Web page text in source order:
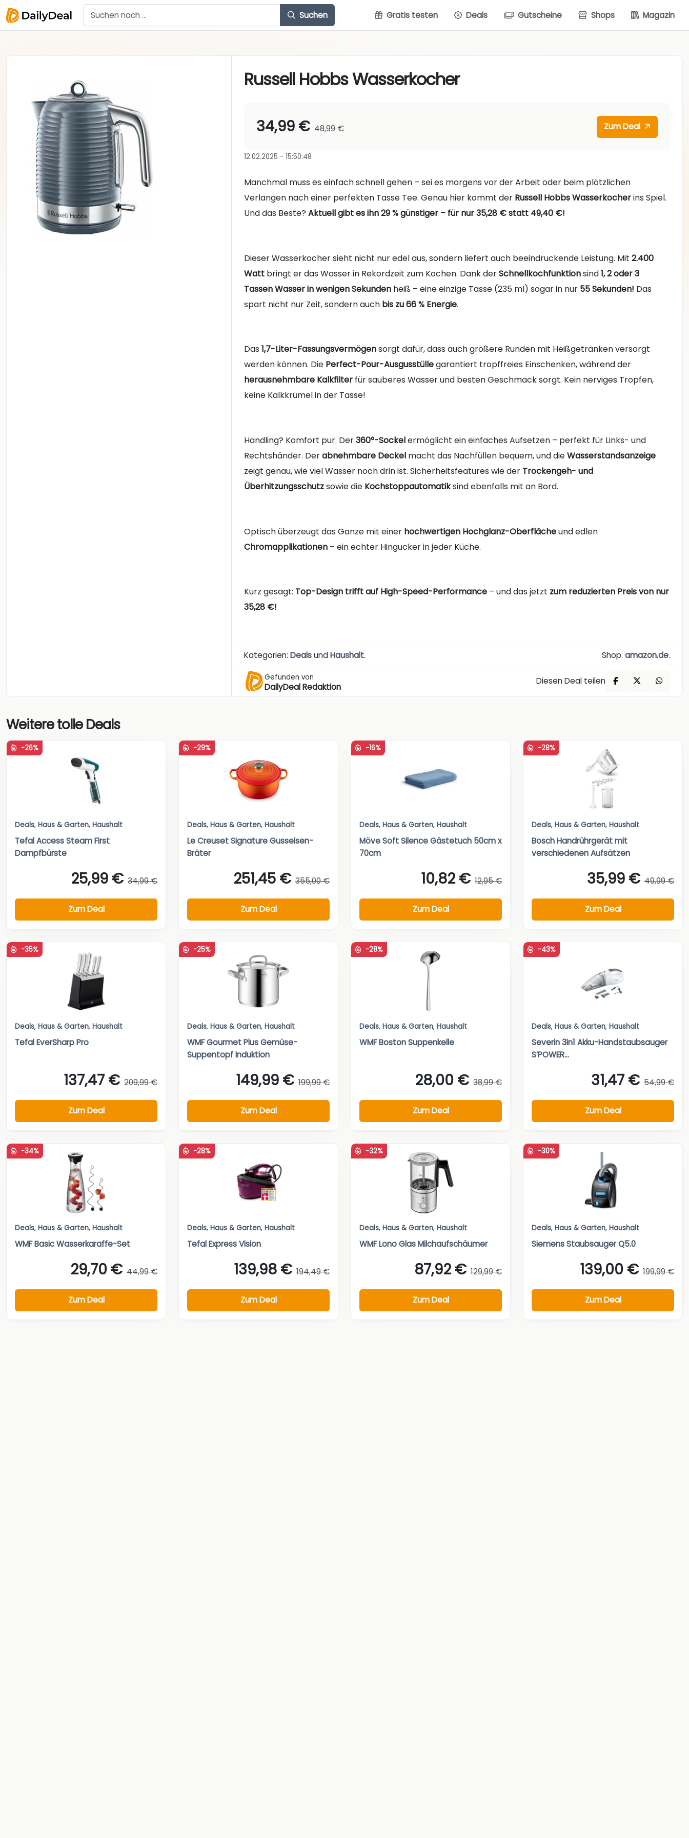
Suchen Gratis testen Deals Gutscheine Shops Magazin
Russell Hobbs Wasserkocher
34,99 € 48,99 € Zum Deal
12.02.2025 - 15:50:48
Manchmal muss es einfach schnell gehen – sei es morgens vor der Arbeit oder beim plötzlichen
Verlangen nach einer perfekten Tasse Tee. Genau hier kommt der Russell Hobbs Wasserkocherins Spiel.
Und das Beste?Aktuell gibt es ihn 29 % günstiger – für nur 35,28 € statt 49,40 €!
Dieser Wasserkocher sieht nicht nur edel aus, sondern liefert auch beeindruckende Leistung. Mit2.400
Watt bringt er das Wasser in Rekordzeit zum Kochen. Dank derSchnellkochfunktionsind1, 2 oder 3
Tassen Wasser in wenigen Sekunden heiß – eine einzige Tasse (235 ml) sogar in nur 55 Sekunden! Das
spart nicht nur Zeit, sondern auch bis zu 66 % Energie.
Das1,7-Liter-Fassungsvermögensorgt dafür, dass auch größere Runden mit Heißgetränken versorgt
werden können. Die Perfect-Pour-Ausgusstüllegarantiert tropffreies Einschenken, während der
herausnehmbare Kalkfilter für sauberes Wasser und besten Geschmack sorgt. Kein nerviges Tropfen,
keine Kalkkrümel in der Tasse!
Handling? Komfort pur. Der360°-Sockelermöglicht ein einfaches Aufsetzen – perfekt für Links- und
Rechtshänder. Derabnehmbare Deckel macht das Nachfüllen bequem, und dieWasserstandsanzeige
zeigt genau, wie viel Wasser noch drin ist. Sicherheitsfeatures wie der Trockengeh- und
Überhitzungsschutzsowie die Kochstoppautomatiksind ebenfalls mit an Bord.
Optisch überzeugt das Ganze mit einer hochwertigen Hochglanz-Oberflächeund edlen
Chromapplikationen – ein echter Hingucker in jeder Küche.
Kurz gesagt: Top-Design trifft auf High-Speed-Performance – und das jetzt zum reduzierten Preis von nur
35,28 €!
Kategorien:DealsundHaushalt. Shop: amazon.de.
Gefunden von
DailyDeal Redaktion
Diesen Deal teilen
Weitere tolle Deals
-26%
Deals, Haus & Garten, Haushalt
Tefal Access Steam First
Dampfbürste
25,99 € 34,99 €
Zum Deal
-29%
Deals, Haus & Garten, Haushalt
Le Creuset Signature Gusseisen-
Bräter
251,45 € 355,00 €
Zum Deal
-16%
Deals, Haus & Garten, Haushalt
Möve Soft Silence Gästetuch 50cm x
70cm
10,82 € 12,95 €
Zum Deal
-28%
Deals, Haus & Garten, Haushalt
Bosch Handrührgerät mit
verschiedenen Aufsätzen
35,99 € 49,99 €
Zum Deal
-35%
Deals, Haus & Garten, Haushalt
Tefal EverSharp Pro
137,47 € 209,99 €
Zum Deal
-25%
Deals, Haus & Garten, Haushalt
WMF Gourmet Plus Gemüse-
Suppentopf Induktion
149,99 € 199,99 €
Zum Deal
-28%
Deals, Haus & Garten, Haushalt
WMF Boston Suppenkelle
28,00 € 38,99 €
Zum Deal
-43%
Deals, Haus & Garten, Haushalt
Severin 3in1 Akku-Handstaubsauger
S’POWER...
31,47 € 54,99 €
Zum Deal
-34%
Deals, Haus & Garten, Haushalt
WMF Basic Wasserkaraffe-Set
29,70 € 44,99 €
Zum Deal
-28%
Deals, Haus & Garten, Haushalt
Tefal Express Vision
139,98 € 194,49 €
Zum Deal
-32%
Deals, Haus & Garten, Haushalt
WMF Lono Glas Milchaufschäumer
87,92 € 129,99 €
Zum Deal
-30%
Deals, Haus & Garten, Haushalt
Siemens Staubsauger Q5.0
139,00 € 199,99 €
Zum Deal